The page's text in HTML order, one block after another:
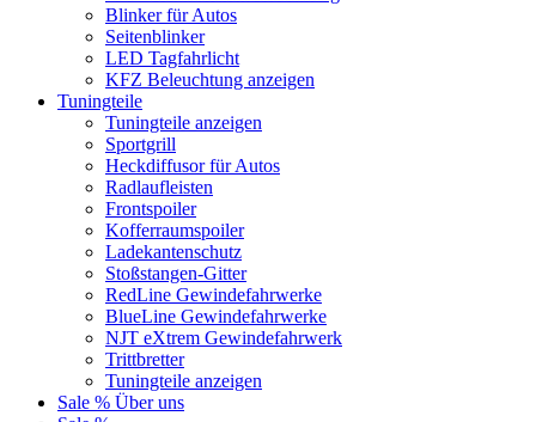
Blinker für Autos
Seitenblinker
LED Tagfahrlicht
KFZ Beleuchtung anzeigen
Tuningteile
Tuningteile anzeigen
Sportgrill
Heckdiffusor für Autos
Radlaufleisten
Frontspoiler
Kofferraumspoiler
Ladekantenschutz
Stoßstangen-Gitter
RedLine Gewindefahrwerke
BlueLine Gewindefahrwerke
NJT eXtrem Gewindefahrwerk
Trittbretter
Tuningteile anzeigen
Sale % Über uns